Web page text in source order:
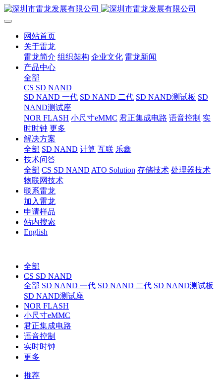
网站首页
关于雷龙
雷龙简介 组织架构 企业文化 雷龙新闻
产品中心
全部
CS SD NAND
SD NAND 一代 SD NAND 二代 SD NAND测试板 SD
NAND测试座
NOR FLASH 小尺寸eMMC 君正集成电路 语音控制 实
时时钟 更多
解决方案
全部 SD NAND 计算 互联 乐鑫
技术问答
全部 CS SD NAND ATO Solution 存储技术 处理器技术
物联网技术
联系雷龙
加入雷龙
申请样品
站内搜索
English
全部
CS SD NAND
全部 SD NAND 一代 SD NAND 二代 SD NAND测试板
SD NAND测试座
NOR FLASH
小尺寸eMMC
君正集成电路
语音控制
实时时钟
更多
推荐